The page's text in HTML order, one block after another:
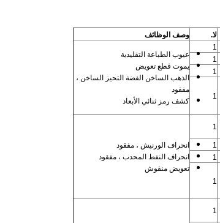
لا. وصف الوظائف
1
عيوب الطباعة التقليدية
يموت قطع تعويض
الذهب الساخن الفضة التحيز الساخن ،
مفقود
كشف رمز ثنائي الأبعاد
1
1
1
1
انحراف الورنيش ، مفقود
انحراف النفط المحدب ، مفقود
تعويض منقوش
1
1
1
1